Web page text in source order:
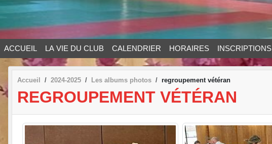
ACCUEIL LA VIE DU CLUB CALENDRIER HORAIRES INSCRIPTIONS
Accueil 2024-2025 Les albums photos regroupement vétéran
REGROUPEMENT VÉTÉRAN